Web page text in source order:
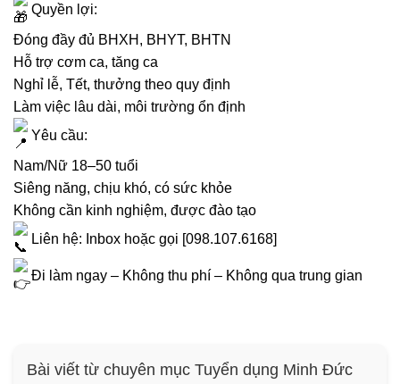
Quyền lợi:
Đóng đầy đủ BHXH, BHYT, BHTN
Hỗ trợ cơm ca, tăng ca
Nghỉ lễ, Tết, thưởng theo quy định
Làm việc lâu dài, môi trường ổn định
Yêu cầu:
Nam/Nữ 18–50 tuổi
Siêng năng, chịu khó, có sức khỏe
Không cần kinh nghiệm, được đào tạo
Liên hệ: Inbox hoặc gọi [098.107.6168]
Đi làm ngay – Không thu phí – Không qua trung gian
Bài viết từ chuyên mục Tuyển dụng Minh Đức